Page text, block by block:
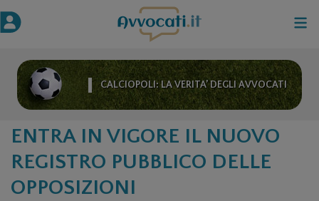
CALCIOPOLI: LA VERITA’ DEGLI AVVOCATI
ENTRA IN VIGORE IL NUOVO
REGISTRO PUBBLICO DELLE
OPPOSIZIONI